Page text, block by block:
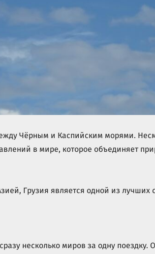
Чёрным и Каспийским морями.
в мире, которое объединяет
Грузия является одной из лучших
несколько миров за одну поездку.